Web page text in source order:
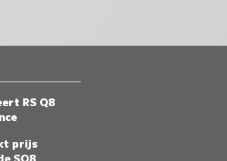
RS Q8
prijs
SQ8